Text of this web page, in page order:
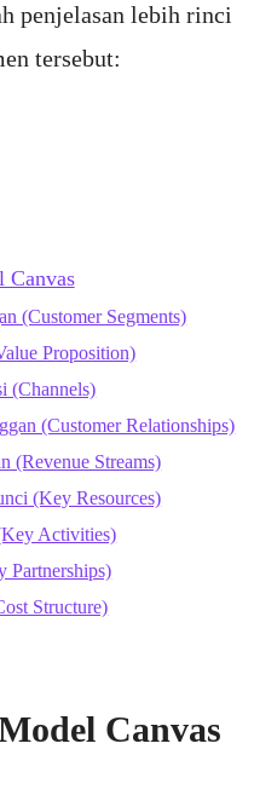
penjelasan lebih rinci
tersebut:
Canvas
(Customer Segments)
Proposition)
(Channels)
(Customer Relationships)
(Revenue Streams)
(Key Resources)
Activities)
Partnerships)
Structure)
Canvas